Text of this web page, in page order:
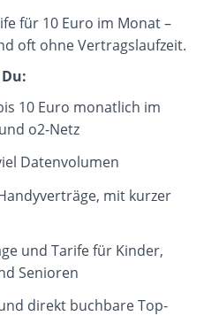
für 10 Euro im Monat –
oft ohne Vertragslaufzeit.
10 Euro monatlich im
o2-Netz
Datenvolumen
mit kurzer
und Tarife für Kinder,
Senioren
direkt buchbare Top-